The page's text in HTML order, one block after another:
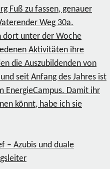
Fuß zu fassen, genauer
Weg 30a.
dort unter der Woche
Aktivitäten ihre
die Auszubildenden von
seit Anfang des Jahres ist
EnergieCampus. Damit ihr
könnt, habe ich sie